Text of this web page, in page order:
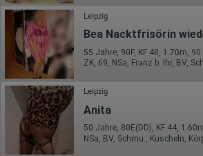
verweisende Webseite)
Welche Dateien wurden heruntergeladen?
Welche Videos angeschaut?
Wurden Werbebanner angeklickt?
Wohin ging der Besucher? Klickte er auf
Portals oder hat er sie komplett
Wie lange blieb der Besucher?
Ort der Verarbeitung:
Europäische Union & USA
Hotjar
Wir nutzen Hotjar als Webanalysedient. Es
Leipzig
Bea Nacktfrisörin
Leipzig
Anita